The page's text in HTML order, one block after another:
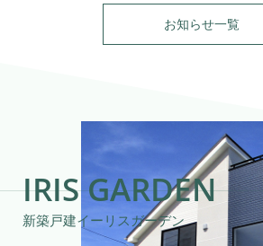
お知らせ一覧
IRIS GARDEN
新築戸建イーリスガーデン